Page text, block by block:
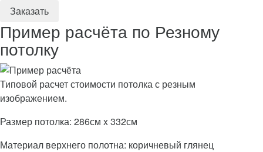
Пример расчёта по Резному
потолку
Типовой расчет стоимости потолка с резным
изображением.
Размер потолка: 286см x 332см
Материал верхнего полотна: коричневый глянец